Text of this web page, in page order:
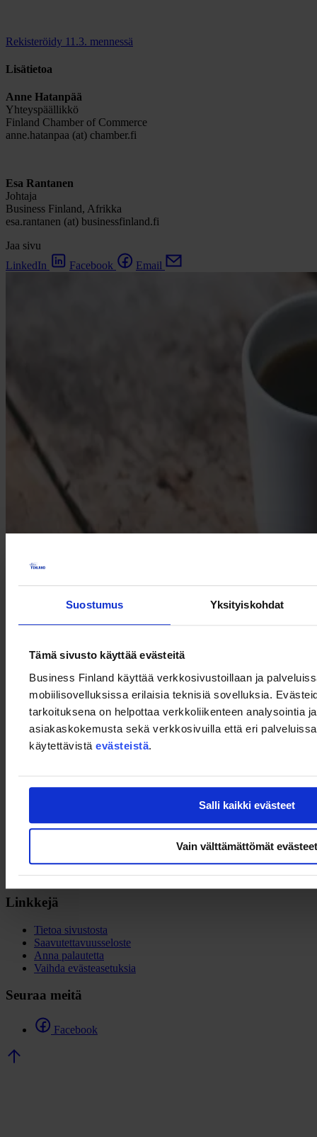
Suostumus Yksityiskohdat
Tämä sivusto käyttää evästeitä
Business Finland käyttää verkkosivustoillaan ja
mobiilisovelluksissa erilaisia teknisiä sovelluksia.
tarkoituksena on helpottaa verkkoliikenteen analysointia
asiakaskokemusta sekä verkkosivuilla että eri
käytettävistä evästeistä.
Salli kaikki evästeet
Vain välttämättömät evästeet
Rekisteröidy 11.3. mennessä
Lisätietoa
Anne Hatanpää
Yhteyspäällikkö
Finland Chamber of Commerce
anne.hatanpaa (at) chamber.fi
Esa Rantanen
Johtaja
Business Finland, Afrikka
esa.rantanen (at) businessfinland.fi
Jaa sivu
LinkedIn
Facebook Email
Ghanassa. Ilmoittaudu 11.3. mennessä!
Tapahtuman järjestävät Kauppakamarin Afrikka-
liiketoimintaverkosto sekä Business Finland.
Lue lisää englanninkieliseltä tapahtumasivulta ja ilmoittaudu 11.3.
mennessä. Tervetuloa!
Tapahtumasivulle
Team Finland
00180 Helsinki
Linkkejä
Tietoa sivustosta
Saavutettavuusseloste
Anna palautetta
Vaihda evästeasetuksia
Seuraa meitä
Facebook